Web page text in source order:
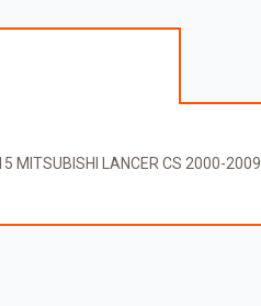
MITSUBISHI LANCER CS 2000-2009